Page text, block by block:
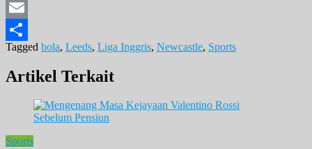
Twitter
Email
Share
Tagged bola, Leeds, Liga Inggris, Newcastle, Sports
Artikel Terkait
Sports